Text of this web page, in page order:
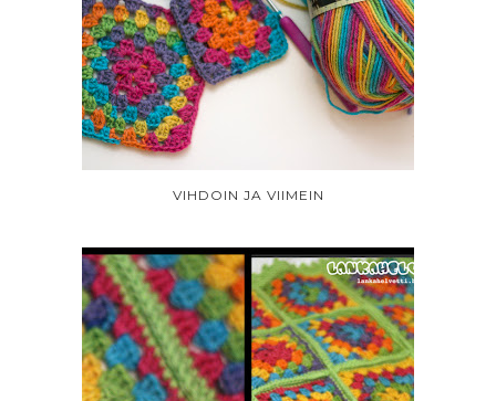
VIHDOIN JA VIIMEIN